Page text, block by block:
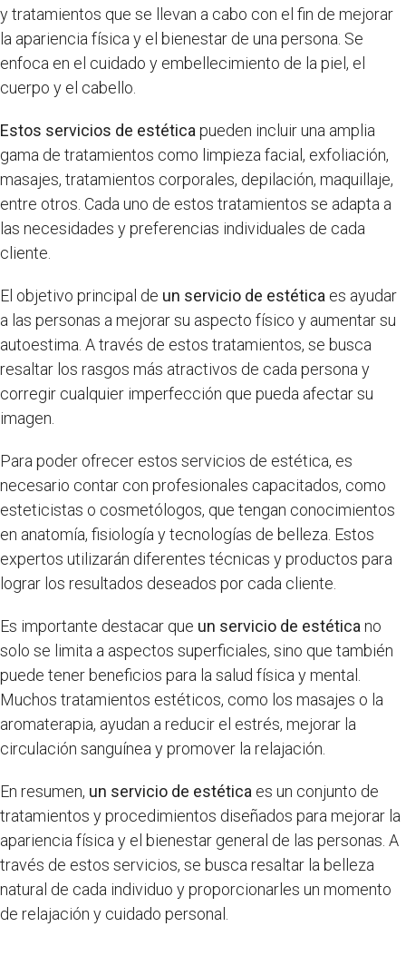
y tratamientos que se llevan a cabo con el fin de mejorar
la apariencia física y el bienestar de una persona. Se
enfoca en el cuidado y embellecimiento de la piel, el
cuerpo y el cabello.
Estos servicios de estética pueden incluir una amplia
gama de tratamientos como limpieza facial, exfoliación,
masajes, tratamientos corporales, depilación, maquillaje,
entre otros. Cada uno de estos tratamientos se adapta a
las necesidades y preferencias individuales de cada
cliente.
El objetivo principal de un servicio de estética es ayudar
a las personas a mejorar su aspecto físico y aumentar su
autoestima. A través de estos tratamientos, se busca
resaltar los rasgos más atractivos de cada persona y
corregir cualquier imperfección que pueda afectar su
imagen.
Para poder ofrecer estos servicios de estética, es
necesario contar con profesionales capacitados, como
esteticistas o cosmetólogos, que tengan conocimientos
en anatomía, fisiología y tecnologías de belleza. Estos
expertos utilizarán diferentes técnicas y productos para
lograr los resultados deseados por cada cliente.
Es importante destacar que un servicio de estética no
solo se limita a aspectos superficiales, sino que también
puede tener beneficios para la salud física y mental.
Muchos tratamientos estéticos, como los masajes o la
aromaterapia, ayudan a reducir el estrés, mejorar la
circulación sanguínea y promover la relajación.
En resumen, un servicio de estética es un conjunto de
tratamientos y procedimientos diseñados para mejorar la
apariencia física y el bienestar general de las personas. A
través de estos servicios, se busca resaltar la belleza
natural de cada individuo y proporcionarles un momento
de relajación y cuidado personal.